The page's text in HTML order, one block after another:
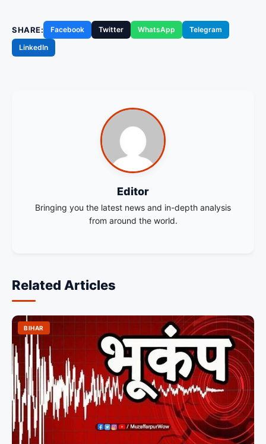
SHARE: Facebook Twitter WhatsApp
Telegram
LinkedIn
Editor
Bringing you the latest news and in-depth analysis
from around the world.
Related Articles
BIHAR